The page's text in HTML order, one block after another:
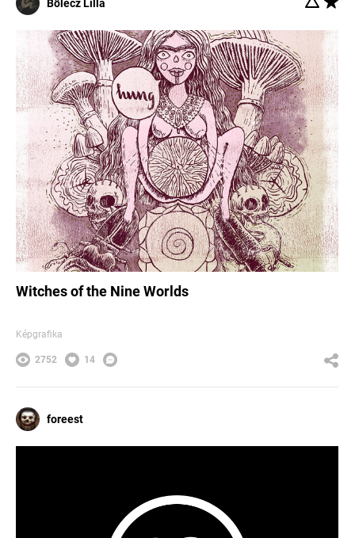
Bölecz Lilla
Witches of the Nine Worlds
Képgrafika
2752 14
foreest